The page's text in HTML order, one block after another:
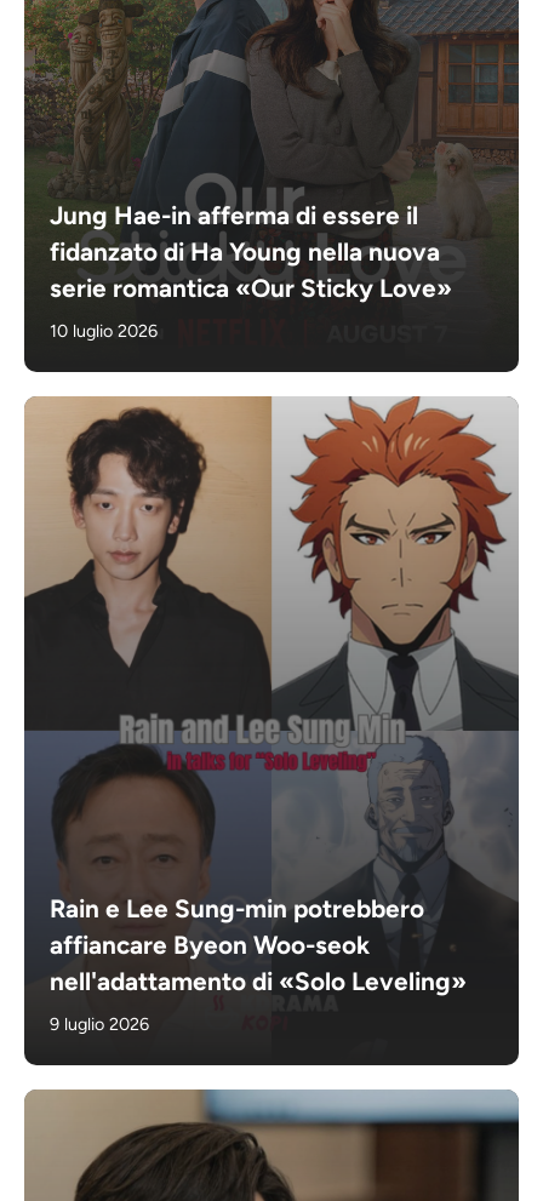
Jung Hae-in afferma di essere il
fidanzato di Ha Young nella nuova
serie romantica «Our Sticky Love»
10 luglio 2026
Rain e Lee Sung-min potrebbero
affiancare Byeon Woo-seok
nell'adattamento di «Solo Leveling»
9 luglio 2026